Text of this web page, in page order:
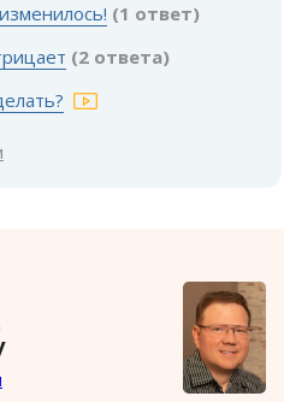
(1 ответ)
(2 ответа)